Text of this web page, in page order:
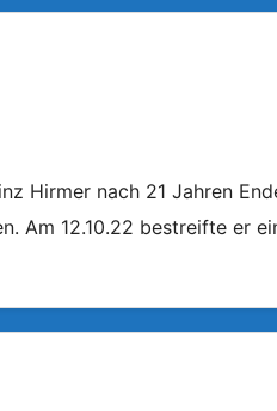
Hirmer nach 21 Jahren
Am 12.10.22 bestreifte er